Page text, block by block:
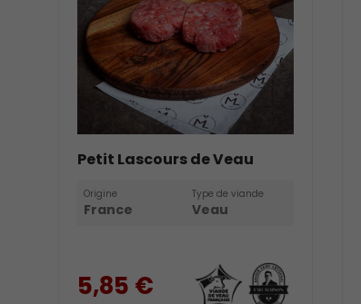
Petit Lascours de Veau
Origine
France
Type de viande
Veau
5,85 €